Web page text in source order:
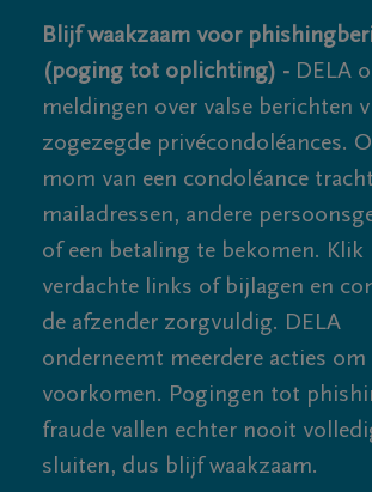
Blijf waakzaam voor
(poging tot oplichting) - DELA
meldingen over valse berichten
zogezegde privécondoléances.
mom van een condoléance
mailadressen, andere
of een betaling te bekomen. Klik
verdachte links of bijlagen en
de afzender zorgvuldig. DELA
onderneemt meerdere acties
voorkomen. Pogingen tot
fraude vallen echter nooit
sluiten, dus blijf waakzaam.